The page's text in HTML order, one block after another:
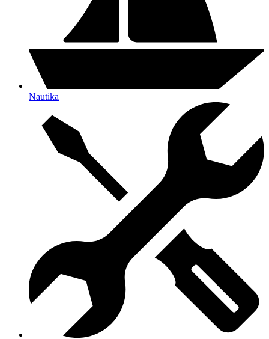
Nautika